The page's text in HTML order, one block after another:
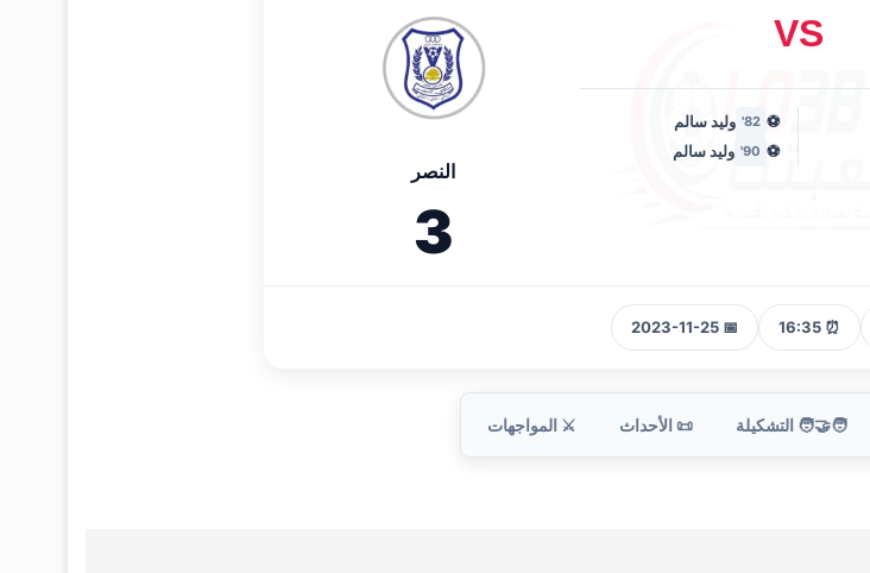
VS
⚽
82' وليد سالم
⚽
90' وليد سالم
النصر
3
⏰ 16:35
📅 2023-11-25
🧑‍🤝‍🧑 التشكيلة 📜 الأحداث ⚔️ المواجهات